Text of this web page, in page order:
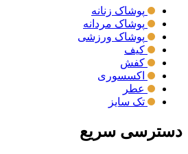
پوشاک زنانه
پوشاک مردانه
پوشاک ورزشی
کیف
کفش
اکسسوری
عطر
تک سایز
دسترسی سریع